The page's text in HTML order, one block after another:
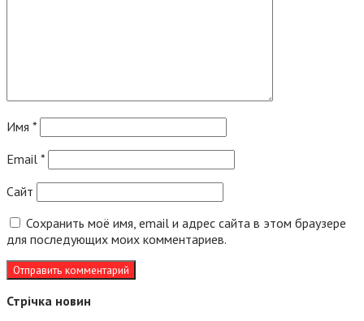
Имя *
Email *
Сайт
Сохранить моё имя, email и адрес сайта в этом браузере
для последующих моих комментариев.
Стрічка новин